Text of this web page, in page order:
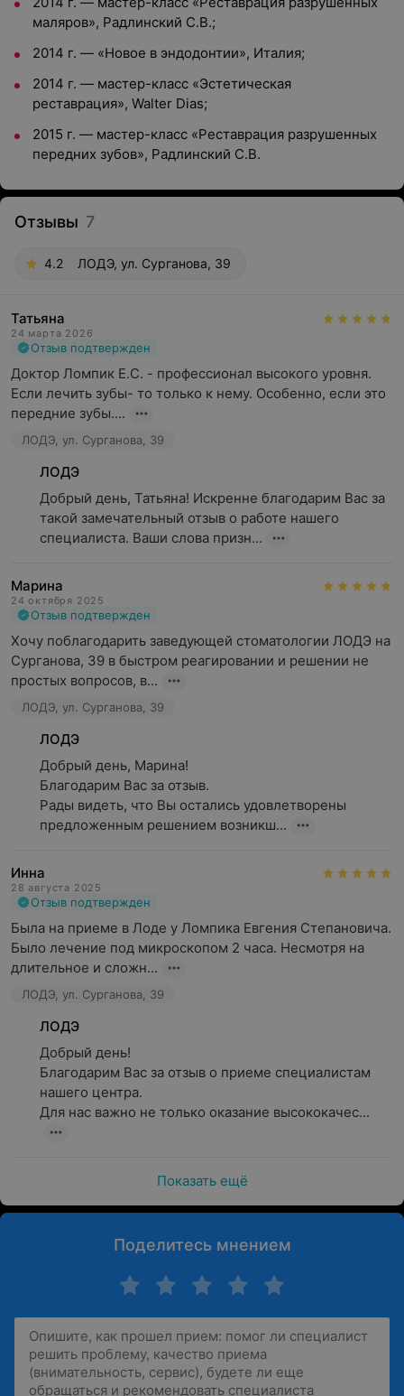
маляров», Радлинский С.В.;
2014 г. — «Новое в эндодонтии», Италия;
2014 г. — мастер-класс «Эстетическая
реставрация», Walter Dias;
2015 г. — мастер-класс «Реставрация разрушенных
передних зубов», Радлинский С.В.
Отзывы 7
4.2 ЛОДЭ, ул. Сурганова, 39
Татьяна
24 марта 2026
Отзыв подтвержден
Доктор Ломпик Е.С. - профессионал высокого уровня.
Если лечить зубы- то только к нему. Особенно, если это
передние зубы....
ЛОДЭ, ул. Сурганова, 39
ЛОДЭ
Добрый день, Татьяна! Искренне благодарим Вас за
такой замечательный отзыв о работе нашего
специалиста. Ваши слова призн...
Марина
24 октября 2025
Отзыв подтвержден
Хочу поблагодарить заведующей стоматологии ЛОДЭ на
Сурганова, 39 в быстром реагировании и решении не
простых вопросов, в...
ЛОДЭ, ул. Сурганова, 39
ЛОДЭ
Добрый день, Марина!
Благодарим Вас за отзыв.
Рады видеть, что Вы остались удовлетворены
предложенным решением возникш...
Инна
28 августа 2025
Отзыв подтвержден
Была на приеме в Лоде у Ломпика Евгения Степановича.
Было лечение под микроскопом 2 часа. Несмотря на
длительное и сложн...
ЛОДЭ, ул. Сурганова, 39
ЛОДЭ
Добрый день!
Благодарим Вас за отзыв о приеме специалистам
нашего центра.
Для нас важно не только оказание высококачес...
Показать ещё
Поделитесь мнением